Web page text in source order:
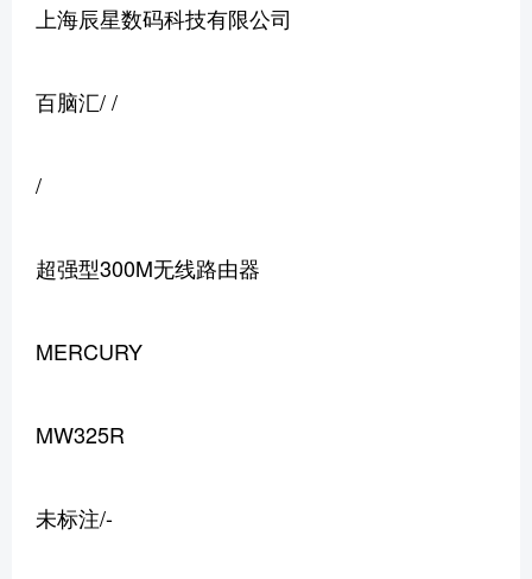
上海辰星数码科技有限公司
百脑汇/ /
/
超强型300M无线路由器
MERCURY
MW325R
未标注/-